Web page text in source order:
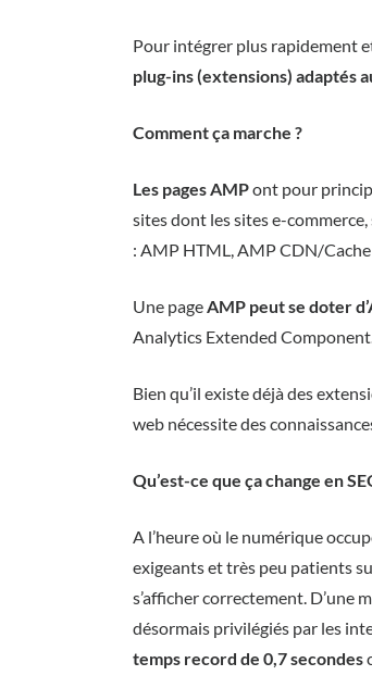
Pour intégrer plus rapidement
plug-ins (extensions) adaptés
Comment ça marche ?
Les pages AMPont pour
sites dont les sites e-
: AMP HTML, AMP CDN/
Une pageAMP peut se doter
Analytics Extended
Bien qu’il existe déjà des
web nécessite des
Qu’est-ce que ça change en
A l’heure où le numérique
exigeants et très peu patients
s’afficher correctement. D’une
désormais privilégiés par les
temps record de 0,7 secondes